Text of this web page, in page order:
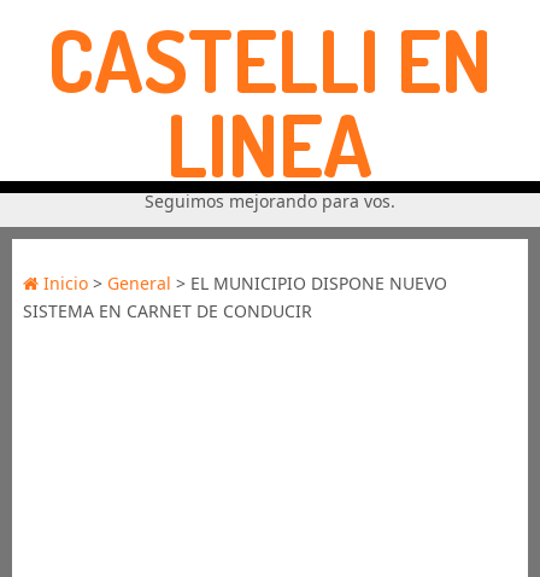
CASTELLI EN
LINEA
Seguimos mejorando para vos.
Inicio> General > EL MUNICIPIO DISPONE NUEVO
SISTEMA EN CARNET DE CONDUCIR